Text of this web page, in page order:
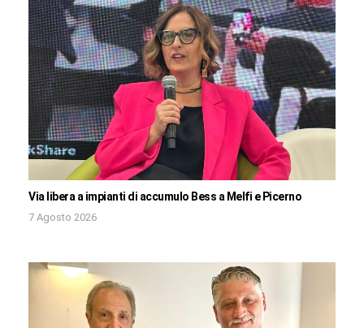
Via libera a impianti di accumulo Bess a Melfi e Picerno
7 Agosto 2026